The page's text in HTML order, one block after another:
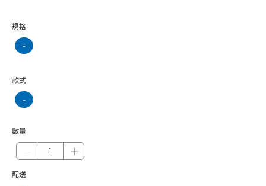
商規格
-
款式
-
數量
＋
配送